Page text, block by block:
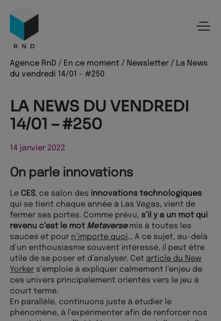
Recherche
Pied de page
Agence RnD / En ce moment / Newsletter / La News
du vendredi 14/01 – #250
LA NEWS DU VENDREDI
14/01 – #250
14 janvier 2022
On parle innovations
Le CES, ce salon des innovations technologiques
qui se tient chaque année à Las Vegas, vient de
fermer ses portes. Comme prévu, s’il y a un mot qui
revenu c’est le mot Metaverse mis à toutes les
sauces et pour n’importe quoi… A ce sujet, au-delà
d’un enthousiasme souvent intéressé, il peut être
utile de se poser et d’analyser. Cet article du New
Yorker s’emploie à expliquer calmement l’enjeu de
ces univers principalement orientés vers le jeu à
court terme.
En parallèle, continuons juste à étudier le
phénomène, à l’expérimenter afin de renforcer nos